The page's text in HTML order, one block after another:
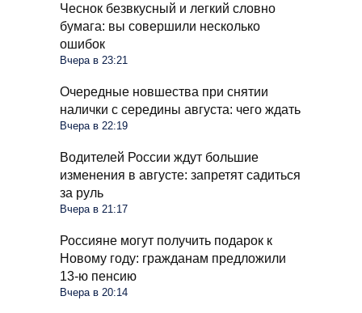
Чеснок безвкусный и легкий словно
бумага: вы совершили несколько
ошибок
Вчера в 23:21
Очередные новшества при снятии
налички с середины августа: чего ждать
Вчера в 22:19
Водителей России ждут большие
изменения в августе: запретят садиться
за руль
Вчера в 21:17
Россияне могут получить подарок к
Новому году: гражданам предложили
13-ю пенсию
Вчера в 20:14